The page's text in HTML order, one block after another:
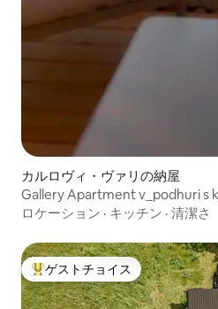
カルロヴィ・ヴァリの納屋
Gallery Apartment v_podhuri s
ロケーション · キッチン · 清潔さ
大好評のゲストチョイスです。
ゲストチョイス